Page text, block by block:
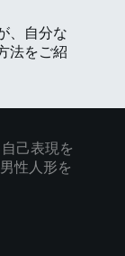
、自分な
法をご紹
己表現を
性人形を